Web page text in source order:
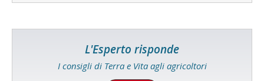
L'Esperto risponde
I consigli di Terra e Vita agli agricoltori